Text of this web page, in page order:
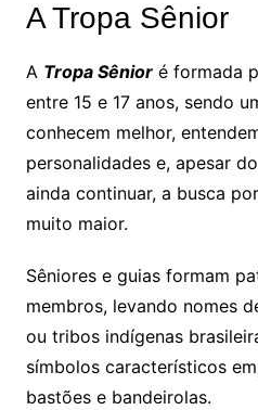
A Tropa Sênior
A Tropa Sênioré formada
entre 15 e 17 anos, sendo
conhecem melhor,
personalidades e, apesar
ainda continuar, a busca por
muito maior.
Sêniores e guias formam
membros, levando nomes
ou tribos indígenas
símbolos característicos
bastões e bandeirolas.